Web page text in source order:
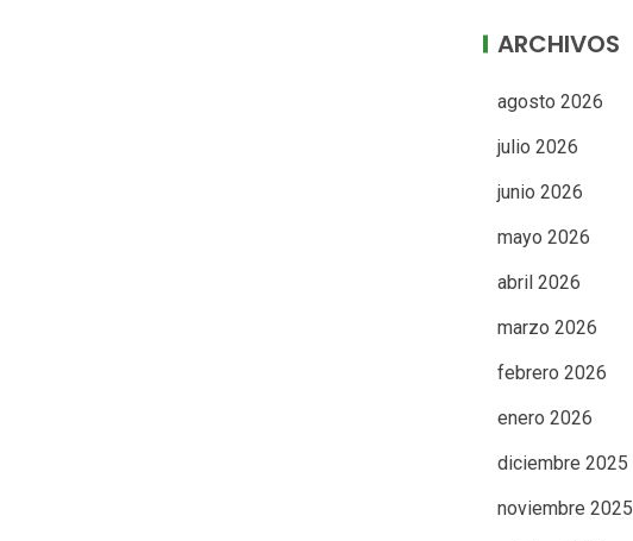
ARCHIVOS
agosto 2026
julio 2026
junio 2026
mayo 2026
abril 2026
marzo 2026
febrero 2026
enero 2026
diciembre 2025
noviembre 2025